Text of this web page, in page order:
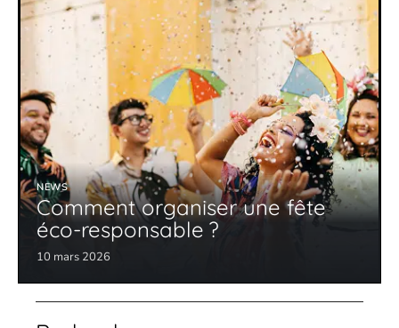
NEWS
Comment organiser une fête
éco-responsable ?
10 mars 2026